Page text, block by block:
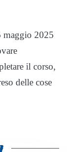
maggio 2025
il corso,
delle cose